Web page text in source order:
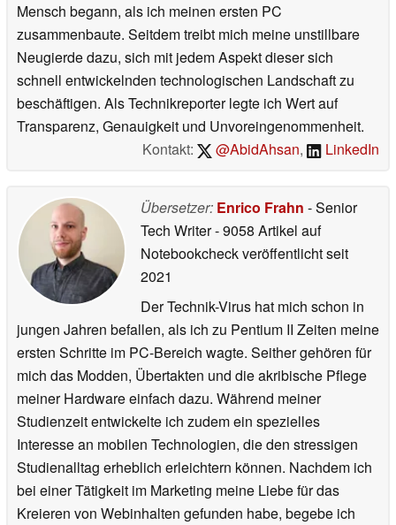
Mensch begann, als ich meinen ersten PC
zusammenbaute. Seitdem treibt mich meine unstillbare
Neugierde dazu, sich mit jedem Aspekt dieser sich
schnell entwickelnden technologischen Landschaft zu
beschäftigen. Als Technikreporter legte ich Wert auf
Transparenz, Genauigkeit und Unvoreingenommenheit.
Kontakt:
@AbidAhsan, LinkedIn
Übersetzer: Enrico Frahn - Senior
Tech Writer- 9058 Artikel auf
Notebookcheck veröffentlichtseit
2021
Der Technik-Virus hat mich schon in
jungen Jahren befallen, als ich zu Pentium II Zeiten meine
ersten Schritte im PC-Bereich wagte. Seither gehören für
mich das Modden, Übertakten und die akribische Pflege
meiner Hardware einfach dazu. Während meiner
Studienzeit entwickelte ich zudem ein spezielles
Interesse an mobilen Technologien, die den stressigen
Studienalltag erheblich erleichtern können. Nachdem ich
bei einer Tätigkeit im Marketing meine Liebe für das
Kreieren von Webinhalten gefunden habe, begebe ich